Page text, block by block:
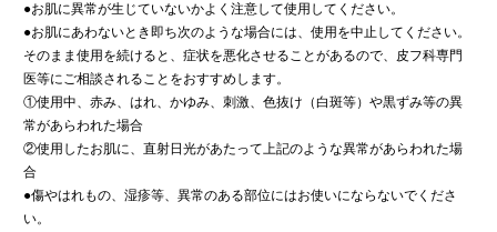
●お肌に異常が生じていないかよく注意して使用してください。
●お肌にあわないとき即ち次のような場合には、使用を中止してください。
そのまま使用を続けると、症状を悪化させることがあるので、皮フ科専門
医等にご相談されることをおすすめします。
①使用中、赤み、はれ、かゆみ、刺激、色抜け（白斑等）や黒ずみ等の異
常があらわれた場合
②使用したお肌に、直射日光があたって上記のような異常があらわれた場
合
●傷やはれもの、湿疹等、異常のある部位にはお使いにならないでくださ
い。